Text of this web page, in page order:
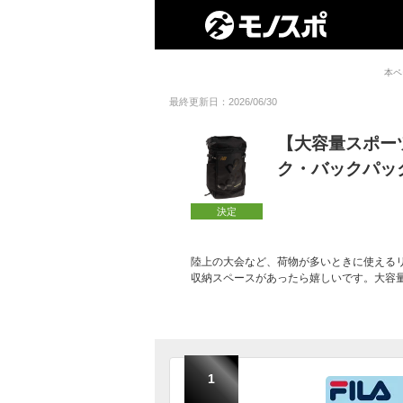
本
最終更新日：2026/06/30
決定
【大容量スポ
ク・バックパ
陸上の大会など、荷物が多いときに使える
収納スペースがあったら嬉しいです。大容
1